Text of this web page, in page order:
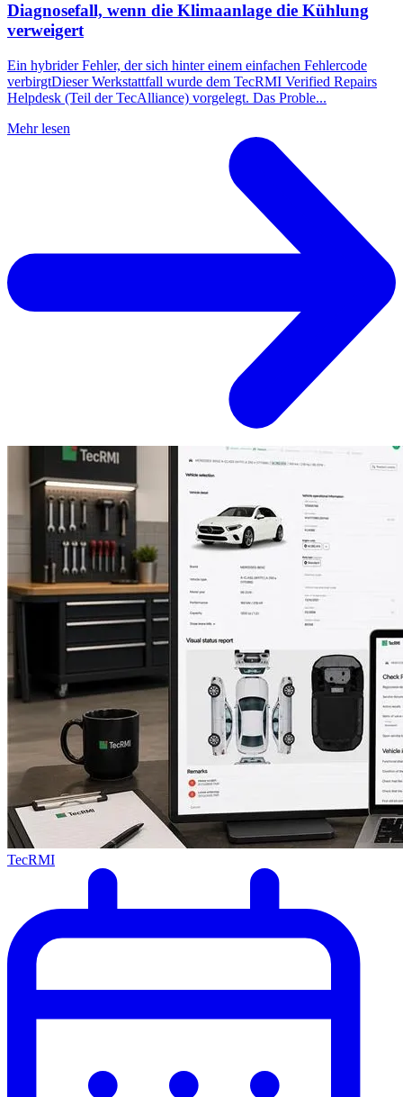
Diagnosefall, wenn die Klimaanlage die Kühlung
verweigert
Ein hybrider Fehler, der sich hinter einem einfachen Fehlercode
verbirgtDieser Werkstattfall wurde dem TecRMI Verified Repairs
Helpdesk (Teil der TecAlliance) vorgelegt. Das Proble...
Mehr lesen
TecRMI